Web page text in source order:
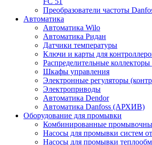
Преобразователи частоты
Автоматика
Автоматика Wilo
Автоматика Ридан
Датчики температуры
Ключи и карты для
Распределительные
Шкафы управления
Электронные регуляторы
Электроприводы
Автоматика Dendor
Автоматика Danfoss (АРХИВ)
Оборудование для промывки
Комбинированные
Насосы для промывки систем
Насосы для промывки